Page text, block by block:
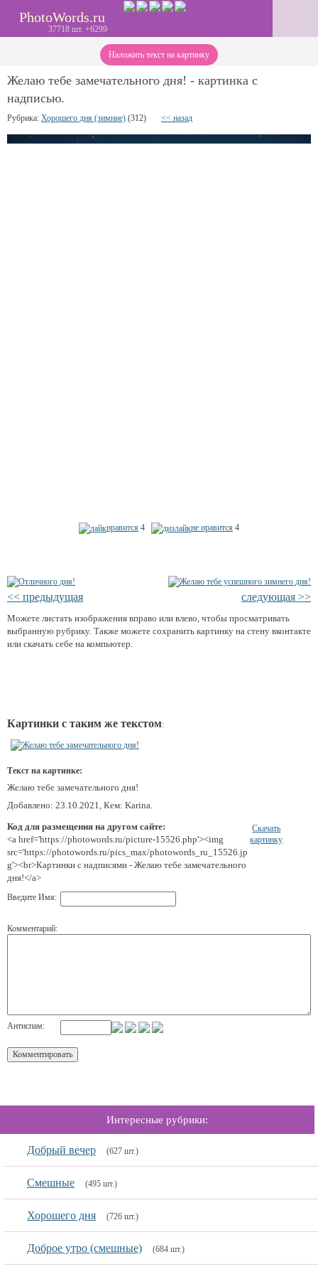
PhotoWords.ru
37718 шт. +6299
Наложить текст на картинку
Желаю тебе замечательного дня! - картинка с
надписью.
Рубрика: Хорошего дня (зимние) (312) << назад
нравится 4 не нравится 4
<< предыдущая следующая >>
Можете листать изображения вправо или влево, чтобы просматривать
выбранную рубрику. Также можете сохранить картинку на стену вконтакте
или скачать себе на компьютер.
Картинки с таким же текстом:
Текст на картинке:
Желаю тебе замечательного дня!
Добавлено: 23.10.2021, Кем: Karina.
Код для размещения на другом сайте:
<a href='https://photowords.ru/picture-15526.php'><img
src='https://photowords.ru/pics_max/photowords_ru_15526.jp
g'><br>Картинки с надписями - Желаю тебе замечательного
дня!</a>
Скачать
картинку
Введите Имя:
Комментарий:
Антиспам:
Интересные рубрики:
Добрый вечер (627 шт.)
Смешные (495 шт.)
Хорошего дня (726 шт.)
Доброе утро (смешные) (684 шт.)